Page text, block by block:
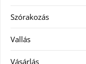
Szórakozás
Vallás
Vásárlás